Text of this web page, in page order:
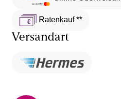
Ratenkauf **
Versandart